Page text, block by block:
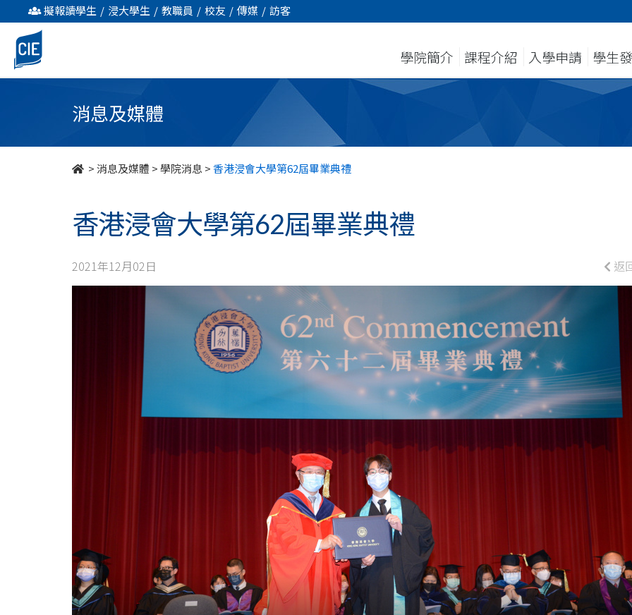
香
港
浸
擬報讀學生 / 浸大學生 / 教職員 / 校友 / 傳媒 / 訪客
學院簡介 課程介紹 入學申請 學生
消息及媒體
>消息及媒體 >學院消息 >香港浸會大學第62屆畢業典禮
香港浸會大學第62屆畢業典禮
2021年12月02日 返